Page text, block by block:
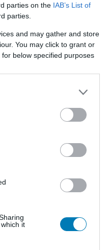
parties on the IAB’s List of
parties.
and may gather and store
You may click to grant or
below specified purposes
it
PCW HÍREK